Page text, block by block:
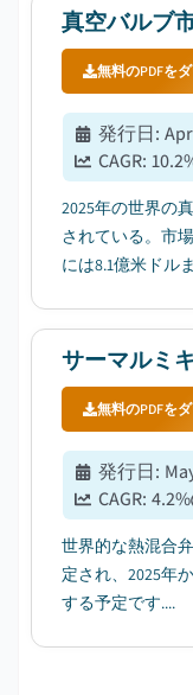
進んでいること
真空バルブ
無料のPDFを
発行日:
CAGR: 10.2
2025年の世界の
されている。市
には8.1億米ドル
サーマルミ
無料のPDFを
発行日:
CAGR: 4.2%
世界的な熱混合
定され、2025年
する予定です....